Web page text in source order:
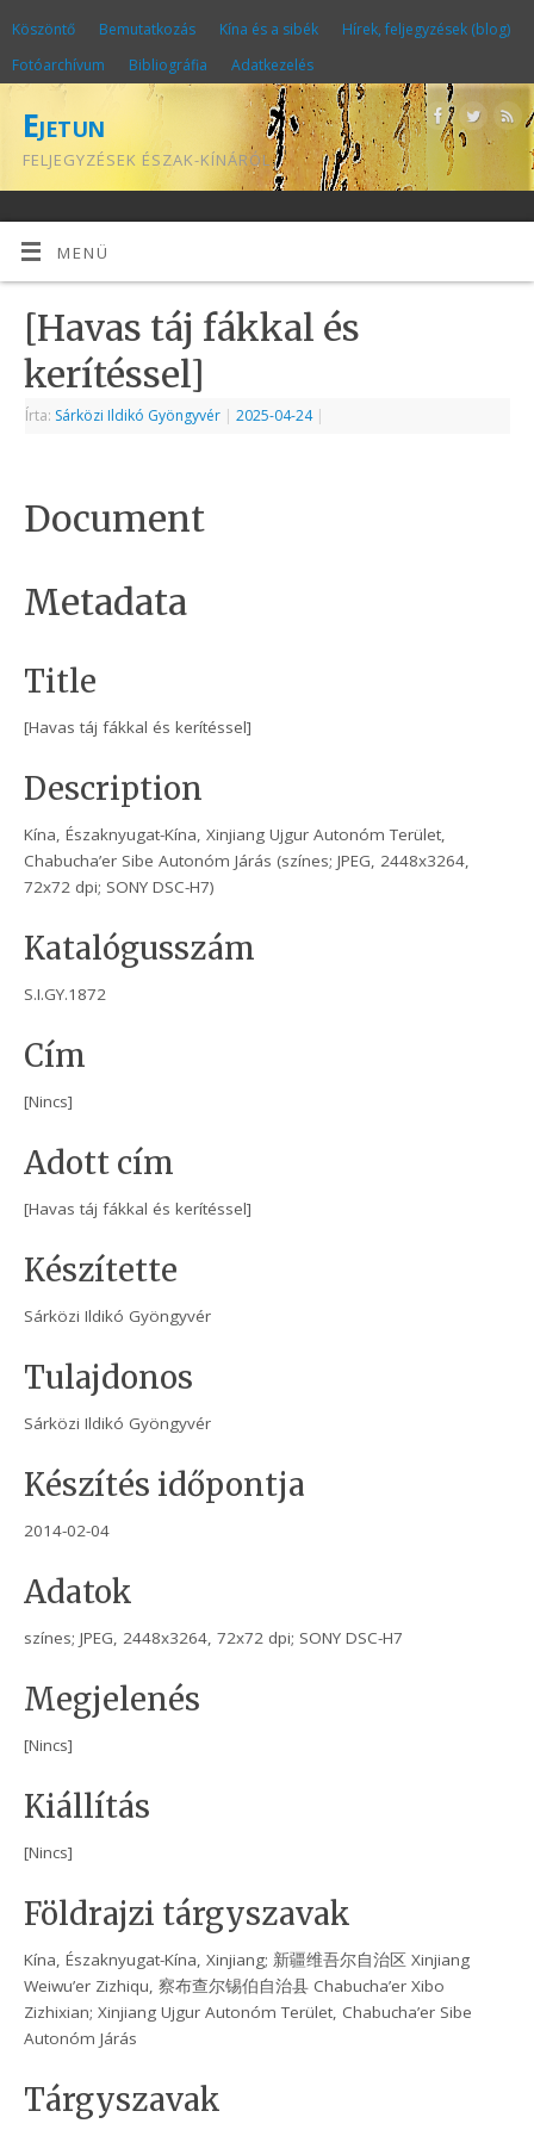
Köszöntő Bemutatkozás Kína és a sibék
Hírek, feljegyzések (blog)
Fotóarchívum
Bibliográfia Adatkezelés
Ejetun
FELJEGYZÉSEK ÉSZAK-KÍNÁRÓL
MENÜ
[Havas táj fákkal és
kerítéssel]
Írta: Sárközi Ildikó Gyöngyvér | 2025-04-24 |
Document
Metadata
Title
[Havas táj fákkal és kerítéssel]
Description
Kína, Északnyugat-Kína, Xinjiang Ujgur Autonóm Terület,
Chabucha’er Sibe Autonóm Járás (színes; JPEG, 2448x3264,
72x72 dpi; SONY DSC-H7)
Katalógusszám
S.I.GY.1872
Cím
[Nincs]
Adott cím
[Havas táj fákkal és kerítéssel]
Készítette
Sárközi Ildikó Gyöngyvér
Tulajdonos
Sárközi Ildikó Gyöngyvér
Készítés időpontja
2014-02-04
Adatok
színes; JPEG, 2448x3264, 72x72 dpi; SONY DSC-H7
Megjelenés
[Nincs]
Kiállítás
[Nincs]
Földrajzi tárgyszavak
Kína, Északnyugat-Kína, Xinjiang; 新疆维吾尔自治区 Xinjiang
Weiwu’er Zizhiqu, 察布查尔锡伯自治县 Chabucha’er Xibo
Zizhixian; Xinjiang Ujgur Autonóm Terület, Chabucha’er Sibe
Autonóm Járás
Tárgyszavak